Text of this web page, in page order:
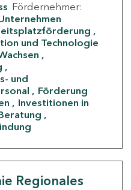
Fördernehmer:
und Technologie
und
Förderung
Investitionen in
Regionales